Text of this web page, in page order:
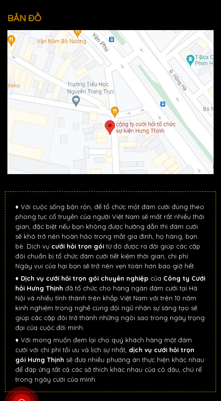
BẢN ĐỒ
♦ Với cuộc sống bận rộn, để tổ chức một đám cưới đúng theo
phong tục cổ truyền của người Việt Nam sẽ mất rất nhiều thời
gian, đặc biệt nếu bạn không được hướng dẫn thì đám cưới
sẽ khó trở nên hoàn hảo trong mắt gia đình, họ hàng, bạn
bè. Dịch vụ cưới hỏi trọn gói từ đó được ra đời giúp các cặp
đôi chuẩn bị tổ chức đám cưới tiết kiệm thời gian, chi phí.
Ngày vui của hại bạn sẽ trở nên vẹn toàn hơn bao giờ hết.
♦ Dịch vụ cưới hỏi trọn gói chuyên nghiệp của Công ty Cưới
hỏi Hưng Thịnh đã tổ chức cho hàng ngàn đám cưới tại Hà
Nội và nhiều tỉnh thành trên khắp Việt Nam với trên 10 năm
kinh nghiệm trong nghề cùng đội ngũ nhân sự sáng tạo sẽ
giúp các cặp đôi trở thành những ngôi sao trong ngày trọng
đại của cuộc đời mình.
♦ Với mong muốn đem lại cho quý khách hàng một đám
cưới với chi phí tối ưu và lịch sự nhất, dịch vụ cưới hỏi trọn
gói Hưng Thịnh sẽ đưa nhiều phương án thực hiện khác nhau
để đáp ứng tất cả các sở thích khác nhau của cô dâu, chú rể
trong ngày cưới của mình.